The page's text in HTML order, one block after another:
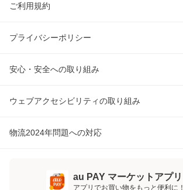
ご利用規約
プライバシーポリシー
安心・安全への取り組み
ウェブアクセシビリティの取り組み
物流2024年問題への対応
au PAY マーケットアプリ
アプリでお買い物をもっと便利に！